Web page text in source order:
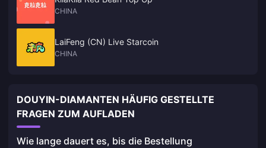
CHINA
LaiFeng (CN) Live Starcoin
CHINA
DOUYIN-DIAMANTEN HÄUFIG GESTELLTE
FRAGEN ZUM AUFLADEN
Wie lange dauert es, bis die Bestellung